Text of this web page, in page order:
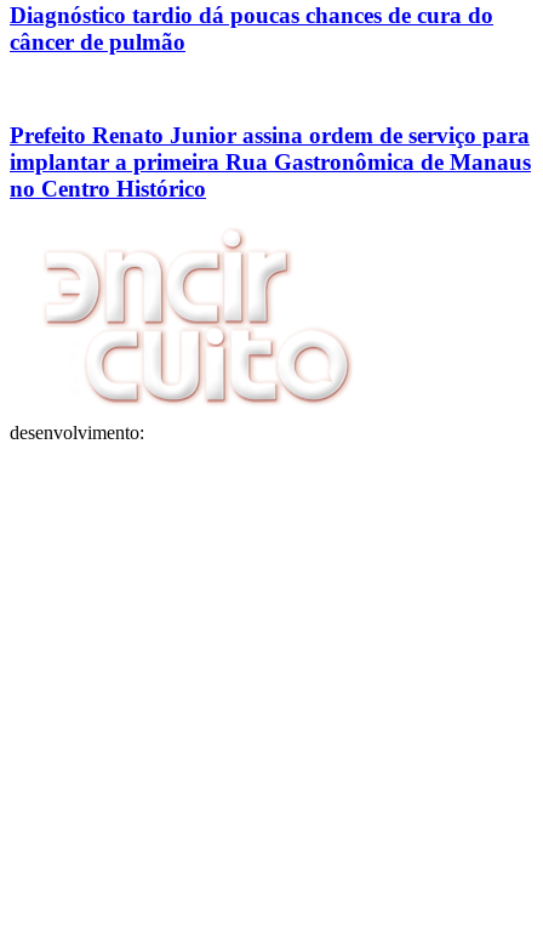
Diagnóstico tardio dá poucas chances de cura do
câncer de pulmão
Prefeito Renato Junior assina ordem de serviço para
implantar a primeira Rua Gastronômica de Manaus
no Centro Histórico
desenvolvimento: